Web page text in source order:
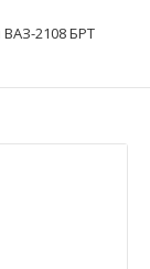
2108 БРТ